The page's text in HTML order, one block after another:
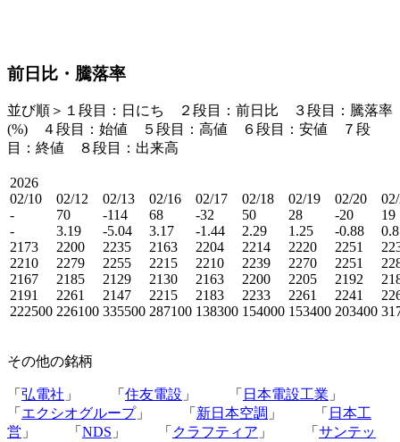
前日比・騰落率
並び順＞１段目：日にち ２段目： 前日比 ３段目： 騰落率
(%) ４段目：始値 ５段目：高値 ６段目：安値 ７段
目：終値 ８段目：出来高
2026
02/10
-
-
2173
2210
2167
2191
222500
02/12
70
3.19
2200
2279
2185
2261
226100
02/13
-114
-5.04
2235
2255
2129
2147
335500
02/16
68
3.17
2163
2215
2130
2215
287100
02/17
-32
-1.44
2204
2210
2163
2183
138300
02/18
50
2.29
2214
2239
2200
2233
154000
02/19
28
1.25
2220
2270
2205
2261
153400
02/20
-20
-0.88
2251
2251
2192
2241
203400
19
その他の銘柄
「 弘電社 」 「 住友電設 」 「 日本電設工業 」
「 エクシオグループ」 「 新日本空調 」 「 日本工
営 」 「 NDS 」 「 クラフティア 」 「 サンテッ